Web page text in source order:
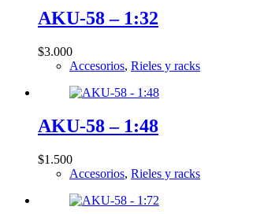
AKU-58 – 1:32
$3.000
Accesorios, Rieles y racks
AKU-58 – 1:48
$1.500
Accesorios, Rieles y racks